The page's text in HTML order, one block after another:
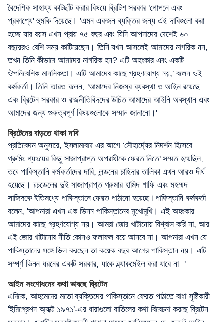
বৈদেশিক সাহায্য কাটছাঁট করার বিষয়ে ব্রিটিশ সরকার 'গোপনে এবং
প্রকাশ্যে' হুমকি দিয়েছে। 'এমন একজন ব্যক্তির জন্য এই দাবিগুলো করা
হচ্ছে যার বয়স এখন প্রায় ৭৫ বছর এবং যিনি আপনাদের দেশেই ৬০
বছরেরও বেশি সময় কাটিয়েছেন। তিনি যখন আসলেই আমাদের নাগরিক নন,
তখন তিনি কীভাবে আমাদের নাগরিক হন? এটি অহংকার এবং একটি
ঔপনিবেশিক মানসিকতা। এটি আমাদের কাছে গ্রহণযোগ্য নয়,' বলেন ওই
কর্মকর্তা। তিনি আরও বলেন, 'আমাদের নিজস্ব ব্যবস্থা ও আইন রয়েছে
এবং ব্রিটেন সরকার ও রাজনীতিবিদদের উচিত আমাদের আইনি অবস্থান এবং
আমাদের জন্য গুরুত্বপূর্ণ বিষয়গুলোকে সম্মান জানানো।'
ব্রিটেনের বাড়তে থাকা দাবি
প্রতিবেদন অনুসারে, ইসলামাবাদ এর আগে 'সৌহার্দ্যের নিদর্শন হিসেবে
গ্রুমিং গ্যাংয়ের কিছু সাজাপ্রাপ্ত অপরাধীকে ফেরত নিতে' সম্মত হয়েছিল,
তবে পাকিস্তানি কর্মকর্তাদের দাবি, লন্ডনের চাহিদার তালিকা এখন আরও দীর্ঘ
হয়েছে। রচডেলের দুই সাজাপ্রাপ্ত গ্রুমার হামিদ শাফি এবং মহম্মদ
সাজিদকে ইতিমধ্যে পাকিস্তানে ফেরত পাঠানো হয়েছে।পাকিস্তানি কর্মকর্তা
বলেন, 'আপনারা এখন এক ভিন্ন পাকিস্তানের মুখোমুখি। এই অহংকার
আমাদের কাছে গ্রহণযোগ্য নয়। আমরা জোর খাটানোয় বিশ্বাস করি না, আর
এই জোর খাটানোর নীতি কোনও ফলাফল বয়ে আনবে না। আপনারা এখন যে
পাকিস্তানের সঙ্গে ডিল করছেন তা কয়েক বছর আগের পাকিস্তান নয়। এটি
সম্পূর্ণ ভিন্ন ধরনের একটি সরকার, যাকে ব্ল্যাকমেইল করা যাবে না।'
আইন সংশোধনের কথা ভাবছে ব্রিটেন
এদিকে, আহমেদের মতো ব্যক্তিদের পাকিস্তানে ফেরত পাঠাতে বাধা সৃষ্টিকারী
'ইমিগ্রেশন অ্যাক্ট ১৯৭১'-এর ধারাগুলো বাতিলের কথা বিবেচনা করছে ব্রিটেন